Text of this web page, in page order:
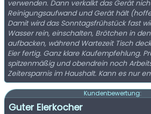
verwenden. Dann verkalkt das Gerät
Reinigungsaufwand und Gerät hält
Damit wird das Sonntagsfrühstück fast
Wasser rein, einschalten, Brötchen in
aufbacken, während Wartezeit Tisch
Eier fertig. Ganz klare Kaufempfehlung.
spitzenmäßig und obendrein noch
Zeitersparnis im Haushalt. Kann es nur
Kundenbewertung:
Guter Eierkocher